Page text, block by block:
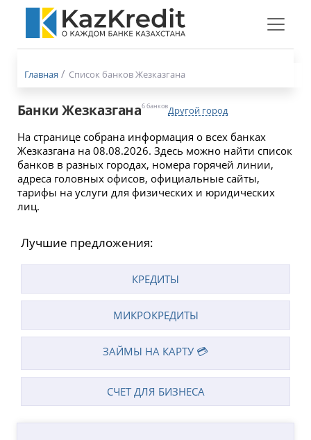
Меню
Главная Список банков Жезказгана
Банки Жезказгана6 банковДругой город
На странице собрана информация о всех банках
Жезказгана на 08.08.2026. Здесь можно найти список
банков в разных городах, номера горячей линии,
адреса головных офисов, официальные сайты,
тарифы на услуги для физических и юридических
лиц.
Лучшие предложения:
КРЕДИТЫ
МИКРОКРЕДИТЫ
ЗАЙМЫ НА КАРТУ 💳
СЧЕТ ДЛЯ БИЗНЕСА